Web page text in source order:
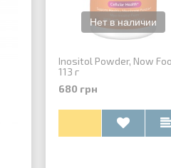
Inositol Powder, Now
113 г
680 грн